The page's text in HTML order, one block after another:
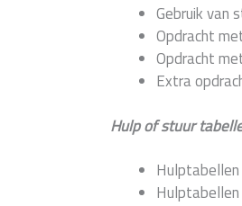
Gebruik van
Opdracht
Opdracht
Extra
Hulp of stuur
Hulptabellen
Hulptabellen